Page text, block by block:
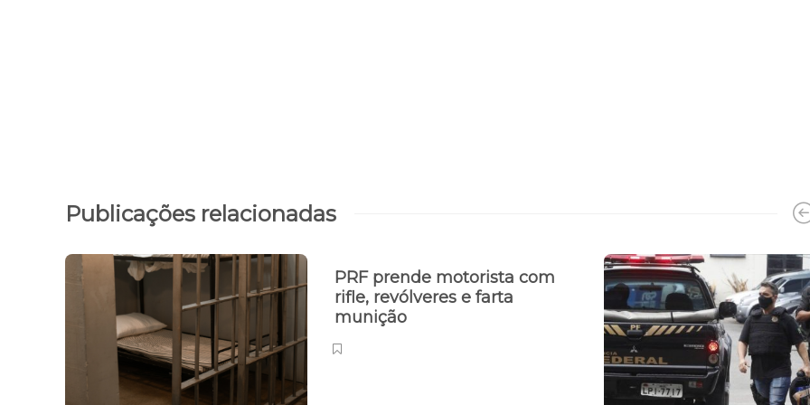
Publicações relacionadas
PRF prende motorista com
rifle, revólveres e farta
munição